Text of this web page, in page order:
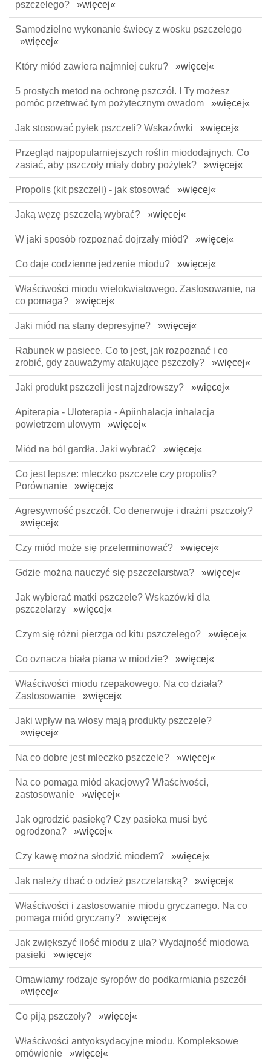
pszczelego? »więcej«
Samodzielne wykonanie świecy z wosku pszczelego
»więcej«
Który miód zawiera najmniej cukru? »więcej«
5 prostych metod na ochronę pszczół. I Ty możesz
pomóc przetrwać tym pożytecznym owadom »więcej«
Jak stosować pyłek pszczeli? Wskazówki »więcej«
Przegląd najpopularniejszych roślin miododajnych. Co
zasiać, aby pszczoły miały dobry pożytek? »więcej«
Propolis (kit pszczeli) - jak stosować »więcej«
Jaką węzę pszczelą wybrać? »więcej«
W jaki sposób rozpoznać dojrzały miód? »więcej«
Co daje codzienne jedzenie miodu? »więcej«
Właściwości miodu wielokwiatowego. Zastosowanie, na
co pomaga? »więcej«
Jaki miód na stany depresyjne? »więcej«
Rabunek w pasiece. Co to jest, jak rozpoznać i co
zrobić, gdy zauważymy atakujące pszczoły? »więcej«
Jaki produkt pszczeli jest najzdrowszy? »więcej«
Apiterapia - Uloterapia - Apiinhalacja inhalacja
powietrzem ulowym »więcej«
Miód na ból gardła. Jaki wybrać? »więcej«
Co jest lepsze: mleczko pszczele czy propolis?
Porównanie »więcej«
Agresywność pszczół. Co denerwuje i drażni pszczoły?
»więcej«
Czy miód może się przeterminować? »więcej«
Gdzie można nauczyć się pszczelarstwa? »więcej«
Jak wybierać matki pszczele? Wskazówki dla
pszczelarzy »więcej«
Czym się różni pierzga od kitu pszczelego? »więcej«
Co oznacza biała piana w miodzie? »więcej«
Właściwości miodu rzepakowego. Na co działa?
Zastosowanie »więcej«
Jaki wpływ na włosy mają produkty pszczele?
»więcej«
Na co dobre jest mleczko pszczele? »więcej«
Na co pomaga miód akacjowy? Właściwości,
zastosowanie »więcej«
Jak ogrodzić pasiekę? Czy pasieka musi być
ogrodzona? »więcej«
Czy kawę można słodzić miodem? »więcej«
Jak należy dbać o odzież pszczelarską? »więcej«
Właściwości i zastosowanie miodu gryczanego. Na co
pomaga miód gryczany? »więcej«
Jak zwiększyć ilość miodu z ula? Wydajność miodowa
pasieki »więcej«
Omawiamy rodzaje syropów do podkarmiania pszczół
»więcej«
Co piją pszczoły? »więcej«
Właściwości antyoksydacyjne miodu. Kompleksowe
omówienie »więcej«